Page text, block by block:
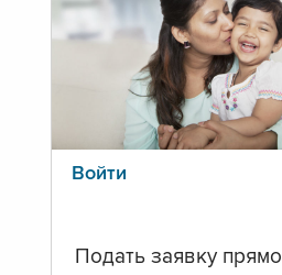
Войти
Подать заявку прямо